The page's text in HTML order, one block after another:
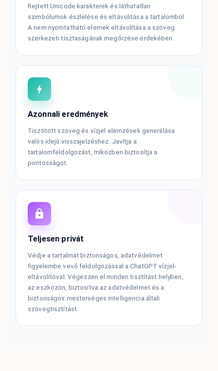
Rejtett Unicode karakterek és láthatatlan
szimbólumok észlelése és eltávolítása a tartalomból.
A nem nyomtatható elemek eltávolítása a szöveg
szerkezeti tisztaságának megőrzése érdekében.
Azonnali eredmények
Tisztított szöveg és vízjel elemzések generálása
valós idejű visszajelzéshez. Javítja a
tartalomfeldolgozást, miközben biztosítja a
pontosságot.
Teljesen privát
Védje a tartalmat biztonságos, adatvédelmet
figyelembe vevő feldolgozással a ChatGPT vízjel-
eltávolítóval. Végezzen el minden tisztítást helyben,
az eszközön, biztosítva az adatvédelmet és a
biztonságos mesterséges intelligencia általi
szövegtisztítást.